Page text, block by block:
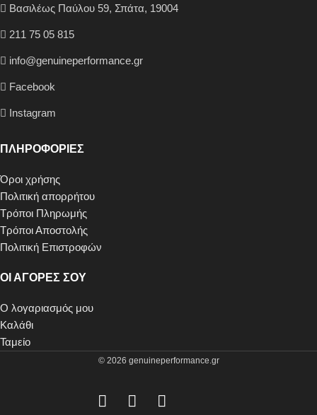
Βασιλέως Παύλου 59, Σπάτα, 19004
211 75 05 815
info@genuineperformance.gr
Facebook
Instagram
ΠΛΗΡΟΦΟΡΙΕΣ
Όροι χρήσης
Πολιτική απορρήτου
Τρόποι Πληρωμής
Τρόποι Αποστολής
Πολιτική Επιστροφών
ΟΙ ΑΓΟΡΕΣ ΣΟΥ
Ο λογαριασμός μου
Καλάθι
Ταμείο
© 2026 genuineperformance.gr